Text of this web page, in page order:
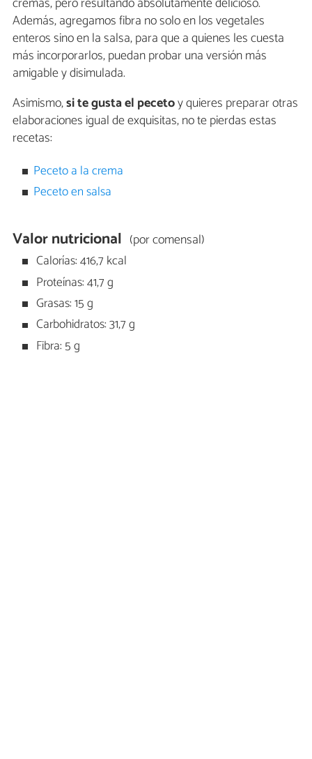
Además, agregamos fibra no solo en los vegetales
enteros sino en la salsa, para que a quienes les cuesta
más incorporarlos, puedan probar una versión más
amigable y disimulada.
Asimismo,si te gusta el pecetoy quieres preparar otras
elaboraciones igual de exquisitas, no te pierdas estas
recetas:
Peceto a la crema
Peceto en salsa
Valor nutricional (por comensal)
Calorías: 416,7 kcal
Proteínas: 41,7 g
Grasas: 15 g
Carbohidratos: 31,7 g
Fibra: 5 g